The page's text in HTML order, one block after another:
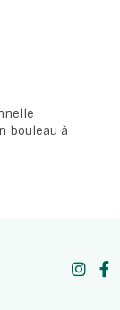
bouleau à